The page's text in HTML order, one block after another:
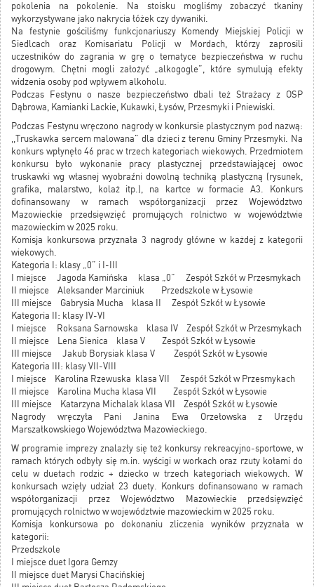
pokolenia na pokolenie. Na stoisku mogliśmy zobaczyć tkaniny
wykorzystywane jako nakrycia łóżek czy dywaniki.
Na festynie gościliśmy funkcjonariuszy Komendy Miejskiej Policji w
Siedlcach oraz Komisariatu Policji w Mordach, którzy zaprosili
uczestników do zagrania w grę o tematyce bezpieczeństwa w ruchu
drogowym. Chętni mogli założyć „alkogogle”, które symulują efekty
widzenia osoby pod wpływem alkoholu.
Podczas Festynu o nasze bezpieczeństwo dbali też Strażacy z OSP
Dąbrowa, Kamianki Lackie, Kukawki, Łysów, Przesmyki i Pniewiski.
Podczas Festynu wręczono nagrody w konkursie plastycznym pod nazwą:
,,Truskawka sercem malowana" dla dzieci z terenu Gminy Przesmyki. Na
konkurs wpłynęło 46 prac w trzech kategoriach wiekowych. Przedmiotem
konkursu było wykonanie pracy plastycznej przedstawiającej owoc
truskawki wg własnej wyobraźni dowolną techniką plastyczną (rysunek,
grafika, malarstwo, kolaż itp.), na kartce w formacie A3. Konkurs
dofinansowany w ramach współorganizacji przez Województwo
Mazowieckie przedsięwzięć promujących rolnictwo w województwie
mazowieckim w 2025 roku.
Komisja konkursowa przyznała 3 nagrody główne w każdej z kategorii
wiekowych.
Kategoria I: klasy „0” i I-III
I miejsce Jagoda Kamińska klasa „0” Zespół Szkół w Przesmykach
II miejsce Aleksander Marciniuk Przedszkole w Łysowie
III miejsce Gabrysia Mucha klasa II Zespół Szkół w Łysowie
Kategoria II: klasy IV-VI
I miejsce Roksana Sarnowska klasa IV Zespół Szkół w Przesmykach
II miejsce Lena Sienica klasa V Zespół Szkół w Łysowie
III miejsce Jakub Borysiak klasa V Zespół Szkół w Łysowie
Kategoria III: klasy VII-VIII
I miejsce Karolina Rzewuska klasa VII Zespół Szkół w Przesmykach
II miejsce Karolina Mucha klasa VII Zespół Szkół w Łysowie
III miejsce Katarzyna Michalak klasa VII Zespół Szkół w Łysowie
Nagrody wręczyła Pani Janina Ewa Orzełowska z Urzędu
Marszałkowskiego Województwa Mazowieckiego.
W programie imprezy znalazły się też konkursy rekreacyjno-sportowe, w
ramach których odbyły się m.in. wyścigi w workach oraz rzuty kołami do
celu w duetach rodzic + dziecko w trzech kategoriach wiekowych. W
konkursach wzięły udział 23 duety. Konkurs dofinansowano w ramach
współorganizacji przez Województwo Mazowieckie przedsięwzięć
promujących rolnictwo w województwie mazowieckim w 2025 roku.
Komisja konkursowa po dokonaniu zliczenia wyników przyznała w
kategorii:
Przedszkole
I miejsce duet Igora Gemzy
II miejsce duet Marysi Chacińskiej